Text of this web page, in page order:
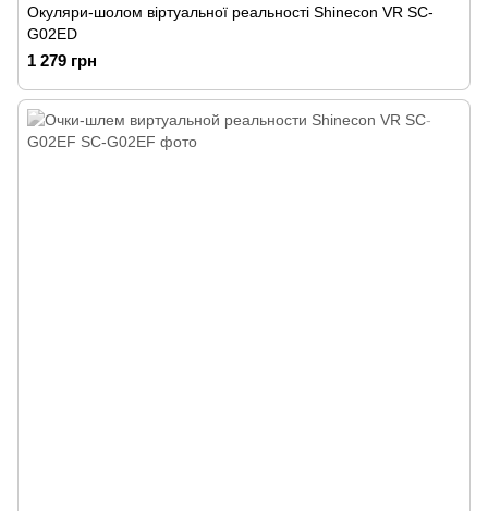
Окуляри-шолом віртуальної реальності Shinecon VR SC-
G02ED
1 279 грн